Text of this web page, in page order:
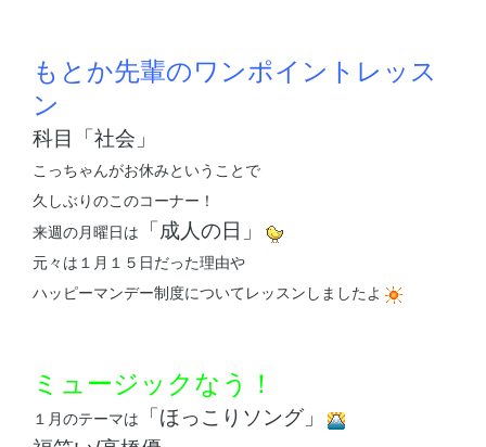
もとか先輩のワンポイントレッス
ン
科目「社会」
こっちゃんがお休みということで
久しぶりのこのコーナー！
来週の月曜日は
「成人の日」
元々は１月１５日だった理由や
ハッピーマンデー制度についてレッスンしましたよ
ミュージックなう！
１月のテーマは
「ほっこりソング」